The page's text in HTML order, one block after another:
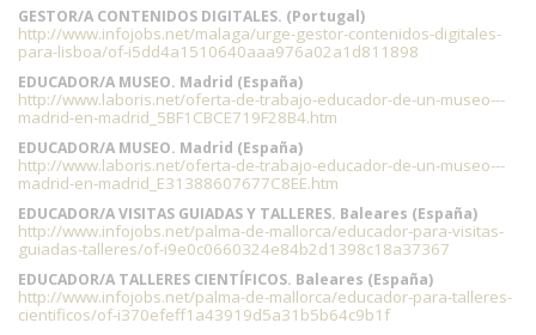
GESTOR/A CONTENIDOS DIGITALES. (Portugal)
http://www.infojobs.net/malaga/urge-gestor-contenidos-digitales-
para-lisboa/of-i5dd4a1510640aaa976a02a1d811898
EDUCADOR/A MUSEO. Madrid (España)
http://www.laboris.net/oferta-de-trabajo-educador-de-un-museo---
madrid-en-madrid_5BF1CBCE719F28B4.htm
EDUCADOR/A MUSEO. Madrid (España)
http://www.laboris.net/oferta-de-trabajo-educador-de-un-museo---
madrid-en-madrid_E31388607677C8EE.htm
EDUCADOR/A VISITAS GUIADAS Y TALLERES. Baleares (España)
http://www.infojobs.net/palma-de-mallorca/educador-para-visitas-
guiadas-talleres/of-i9e0c0660324e84b2d1398c18a37367
EDUCADOR/A TALLERES CIENTÍFICOS. Baleares (España)
http://www.infojobs.net/palma-de-mallorca/educador-para-talleres-
cientificos/of-i370efeff1a43919d5a31b5b64c9b1f